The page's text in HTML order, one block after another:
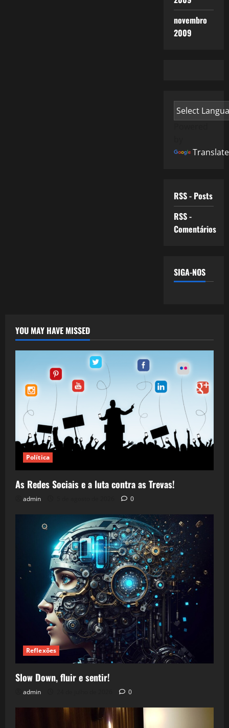
novembro
2009
Translate
RSS - Posts
RSS -
Comentários
SIGA-NOS
YOU MAY HAVE MISSED
Política
As Redes Sociais e a luta contra as Trevas!
admin 0
Reflexões
Slow Down, fluir e sentir!
admin 0